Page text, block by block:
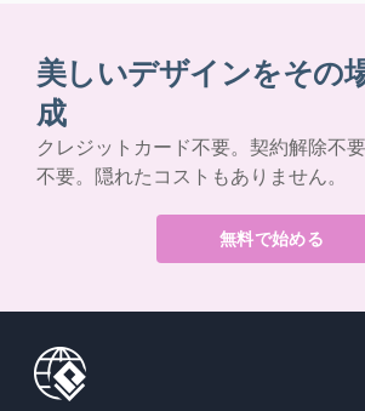
美しいデザインをその
成
クレジットカード不要。契約解除不
不要。隠れたコストもありません。
無料で始める